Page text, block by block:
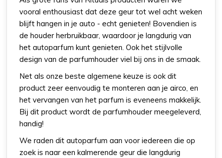
vooral enthousiast dat deze geur tot wel acht weken
blijft hangen in je auto - echt genieten! Bovendien is
de houder herbruikbaar, waardoor je langdurig van
het autoparfum kunt genieten. Ook het stijlvolle
design van de parfumhouder viel bij ons in de smaak.
Net als onze beste algemene keuze is ook dit
product zeer eenvoudig te monteren aan je airco, en
het vervangen van het parfum is eveneens makkelijk.
Bij dit product wordt de parfumhouder meegeleverd,
handig!
We raden dit autoparfum aan voor iedereen die op
zoek is naar een kalmerende geur die langdurig